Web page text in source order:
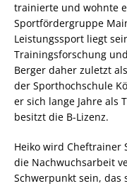
trainierte und wohnte
Sportfördergruppe
Leistungssport liegt
Trainingsforschung
Berger daher zuletzt
der Sporthochschule
er sich lange Jahre als
besitzt die B-Lizenz.
Heiko wird Cheftrainer
die Nachwuchsarbeit
Schwerpunkt sein, das